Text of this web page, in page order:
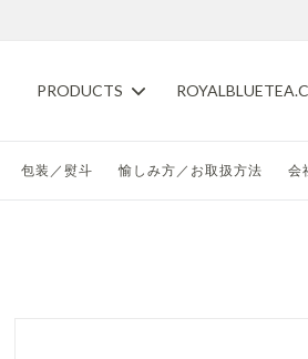
PRODUCTS
包装／熨斗 愉しみ方／お取扱方法 会